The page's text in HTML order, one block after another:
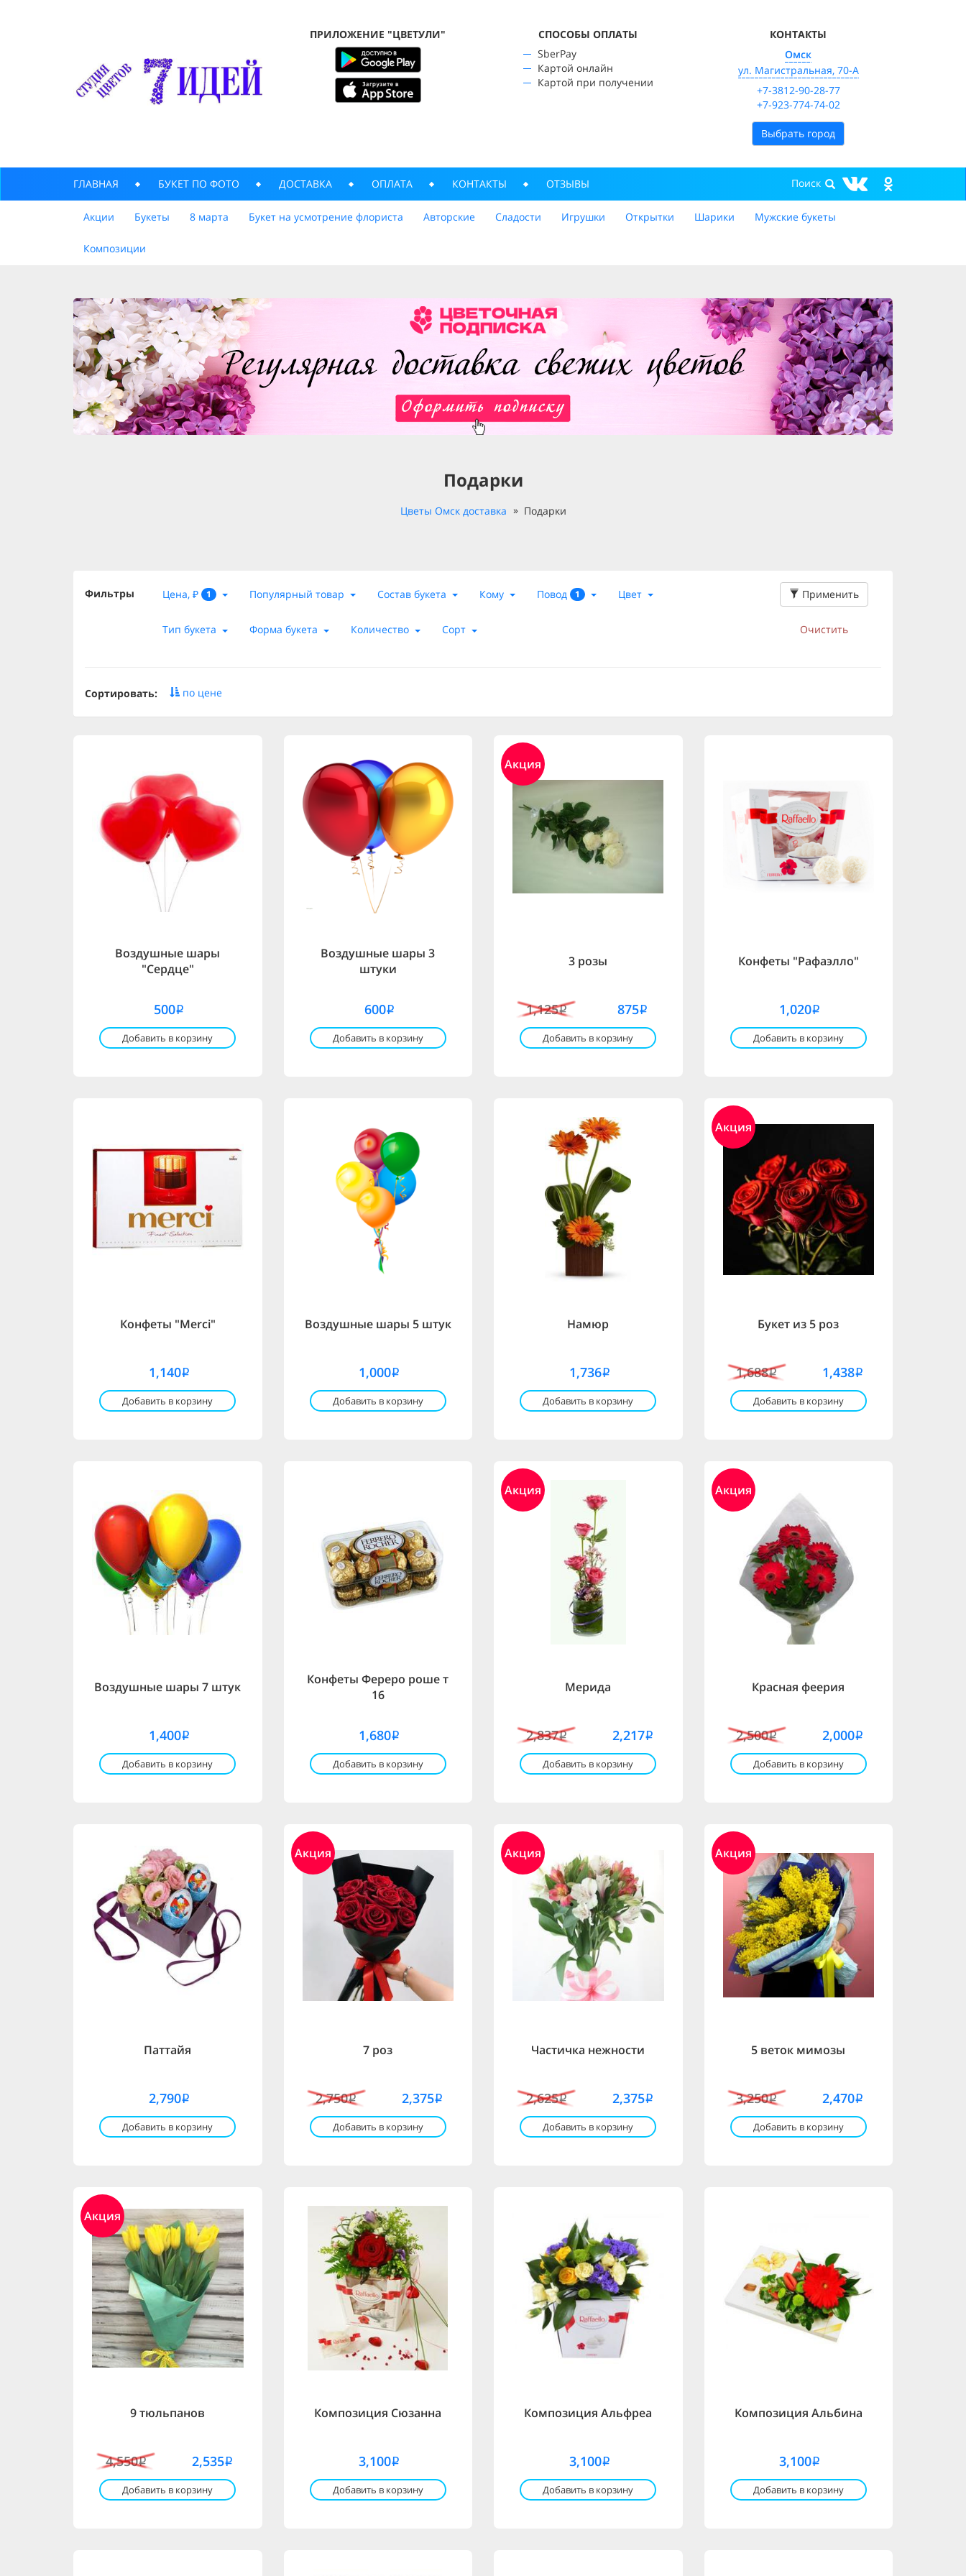
ПРИЛОЖЕНИЕ "ЦВЕТУЛИ"
CПОСОБЫ ОПЛАТЫ
SberPay
Картой онлайн
Картой при получении
КОНТАКТЫ
Омск
ул. Магистральная, 70-А
+7-3812-90-28-77
+7-923-774-74-02
Выбрать город
ГЛАВНАЯ БУКЕТ ПО ФОТО ДОСТАВКА ОПЛАТА КОНТАКТЫ ОТЗЫВЫ
Акции Букеты 8 марта Букет на усмотрение флориста Авторские Сладости Игрушки Открытки Шарики Мужские букеты
Композиции
Подарки
Цветы Омск доставка Подарки
Фильтры Цена, ₽ 1 Популярный товар Состав букета Кому Повод 1 Цвет
Тип букета Форма букета Количество Сорт
Применить
Очистить
Сортировать: по цене
Воздушные шары
"Сердце"
500i
Добавить в корзину
Воздушные шары 3
штуки
600i
Добавить в корзину
Акция
3 розы
1,125i 875i
Добавить в корзину
Конфеты "Рафаэлло"
1,020i
Добавить в корзину
Конфеты "Merci"
1,140i
Добавить в корзину
Воздушные шары 5 штук
1,000i
Добавить в корзину
Намюр
1,736i
Добавить в корзину
Акция
Букет из 5 роз
1,688i 1,438i
Добавить в корзину
Воздушные шары 7 штук
1,400i
Добавить в корзину
Конфеты Фереро роше т
16
1,680i
Добавить в корзину
Акция
Мерида
2,837i 2,217i
Добавить в корзину
Акция
Красная феерия
2,500i 2,000i
Добавить в корзину
Паттайя
2,790i
Добавить в корзину
Акция
7 роз
2,750i 2,375i
Добавить в корзину
Акция
Частичка нежности
2,625i 2,375i
Добавить в корзину
Акция
5 веток мимозы
3,250i 2,470i
Добавить в корзину
Акция
9 тюльпанов
4,550i 2,535i
Добавить в корзину
Композиция Сюзанна
3,100i
Добавить в корзину
Композиция Альфреа
3,100i
Добавить в корзину
Композиция Альбина
3,100i
Добавить в корзину